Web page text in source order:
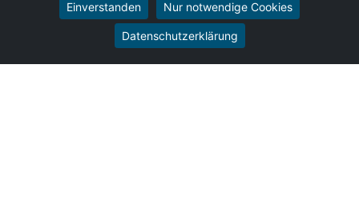
Umzug von Stralsund nach Göttingen
Umzug von Stralsund nach Reutlingen
Umzug von Stralsund nach Bremer­haven
Umzug von Stralsund nach Koblenz
Einverstanden Nur notwendige Cookies
Datenschutzerklärung